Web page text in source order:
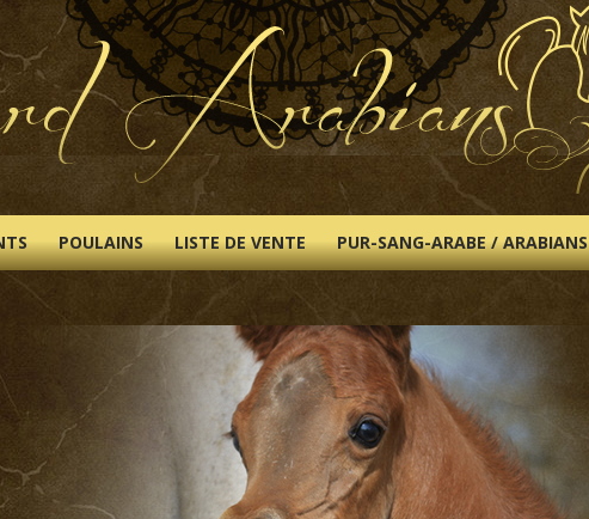
POULAINS LISTE DE VENTE PUR-SANG-ARABE / ARABIANS